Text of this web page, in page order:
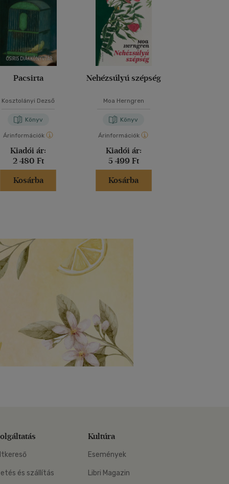
Pacsirta
Kosztolányi Dezső
Könyv
Árinformációk
Kiadói ár:
2 480 Ft
Kosárba
Nehézsúlyú szépség
Moa Herngren
Könyv
Árinformációk
Kiadói ár:
5 499 Ft
Kosárba
és szállítás
Kultúra
Események
Libri Magazin